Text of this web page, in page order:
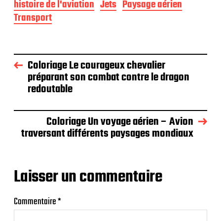
histoire de l'aviation Jets Paysage aérien
Transport
Coloriage Le courageux chevalier
préparant son combat contre le dragon
redoutable
Coloriage Un voyage aérien – Avion
traversant différents paysages mondiaux
Laisser un commentaire
Commentaire*